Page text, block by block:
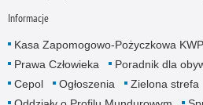
Informacje
Kasa Zapomogowo-Pożyczkowa
Prawa Człowieka
Poradnik dla
Cepol
Ogłoszenia
Zielona strefa